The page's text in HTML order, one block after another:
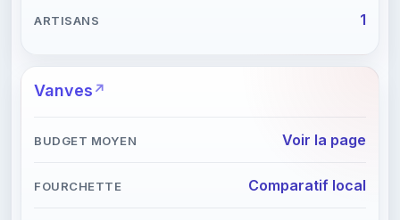
1
Vanves
Voir la page
Comparatif local